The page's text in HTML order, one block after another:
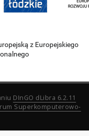
z Europejskiego
DInGO dLibra 6.2.11
Superkomputerowo-